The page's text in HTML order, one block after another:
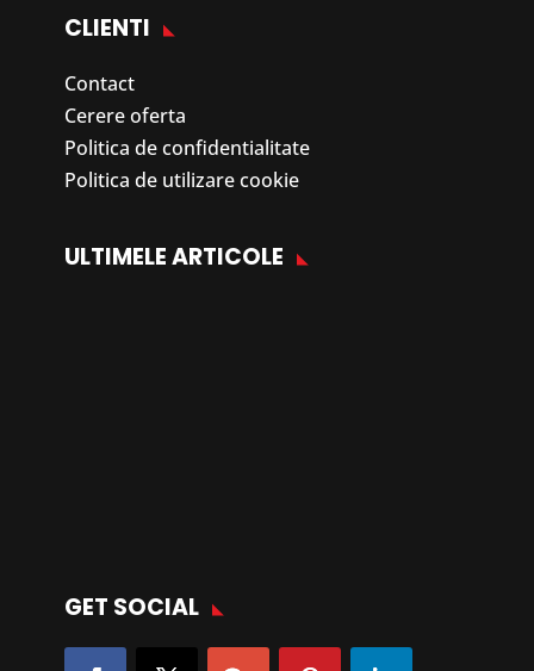
CLIENTI
Contact
Cerere oferta
Politica de confidentialitate
Politica de utilizare cookie
ULTIMELE ARTICOLE
GET SOCIAL